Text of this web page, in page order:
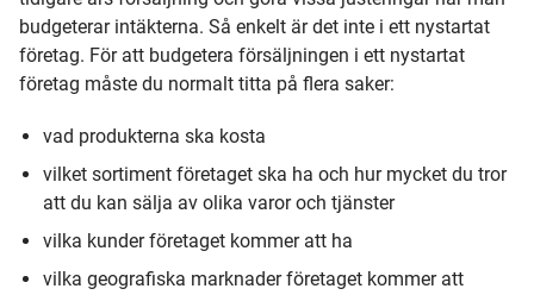
budgeterar intäkterna. Så enkelt är det inte i ett nystartat
företag. För att budgetera försäljningen i ett nystartat
företag måste du normalt titta på flera saker:
vad produkterna ska kosta
vilket sortiment företaget ska ha och hur mycket du tror
att du kan sälja av olika varor och tjänster
vilka kunder företaget kommer att ha
vilka geografiska marknader företaget kommer att